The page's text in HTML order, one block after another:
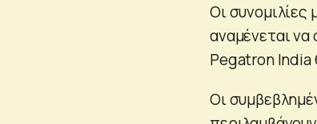
Οι συνομιλίες
αναμένεται να
Pegatron India
Οι